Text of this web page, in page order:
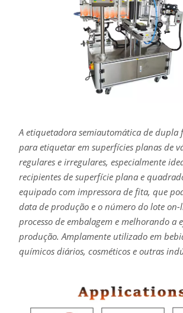
A etiquetadora semiautomática de dupla
para etiquetar em superfícies planas de
regulares e irregulares, especialmente
recipientes de superfície plana e
equipado com impressora de fita, que
data de produção e o número do lote
processo de embalagem e melhorando a
produção. Amplamente utilizado em
químicos diários, cosméticos e outras